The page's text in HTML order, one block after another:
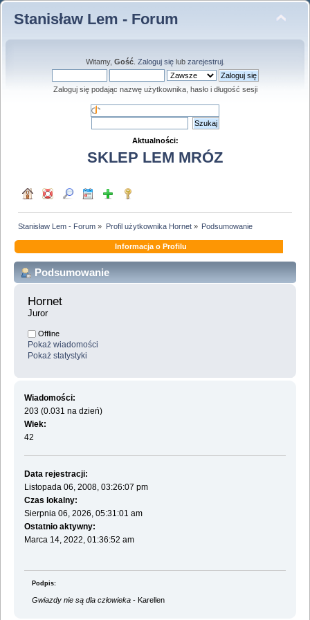
Stanisław Lem - Forum
Witamy, Gość. Zaloguj sięlub zarejestruj.
Zaloguj się podając nazwę użytkownika, hasło i długość sesji
Aktualności:
SKLEP LEM MRÓZ
Stanisław Lem - Forum » Profil użytkownika Hornet» Podsumowanie
Informacja o Profilu
Podsumowanie
Hornet
Juror
Offline
Pokaż wiadomości
Pokaż statystyki
Wiadomości:
203 (0.031 na dzień)
Wiek:
42
Data rejestracji:
Listopada 06, 2008, 03:26:07 pm
Czas lokalny:
Sierpnia 06, 2026, 05:31:01 am
Ostatnio aktywny:
Marca 14, 2022, 01:36:52 am
Podpis:
Gwiazdy nie są dla człowieka- Karellen